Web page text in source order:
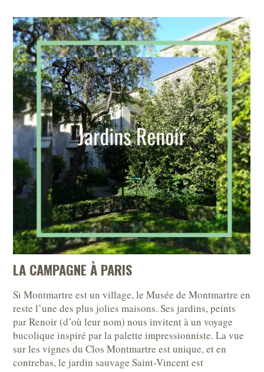
LA CAMPAGNE À PARIS
Si Montmartre est un village, le Musée de Montmartre en
reste l’une des plus jolies maisons. Ses jardins, peints
par Renoir (d’où leur nom) nous invitent à un voyage
bucolique inspiré par la palette impressionniste. La vue
sur les vignes du Clos Montmartre est unique, et en
contrebas, le jardin sauvage Saint-Vincent est